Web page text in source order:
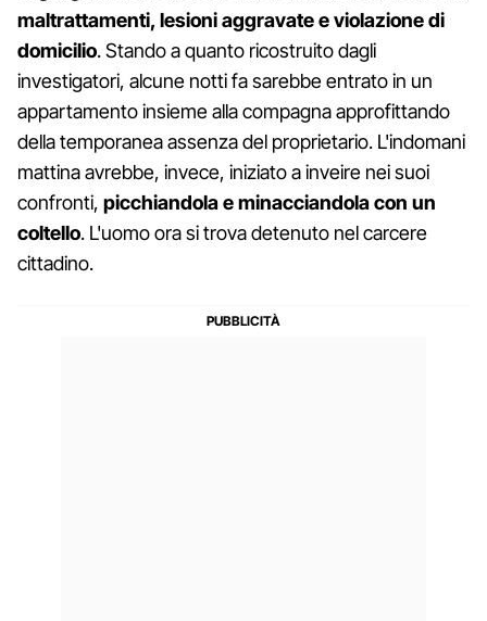
maltrattamenti, lesioni aggravate e violazione di
domicilio. Stando a quanto ricostruito dagli
investigatori, alcune notti fa sarebbe entrato in un
appartamento insieme alla compagna approfittando
della temporanea assenza del proprietario. L'indomani
mattina avrebbe, invece, iniziato a inveire nei suoi
confronti, picchiandola e minacciandola con un
coltello. L'uomo ora si trova detenuto nel carcere
cittadino.